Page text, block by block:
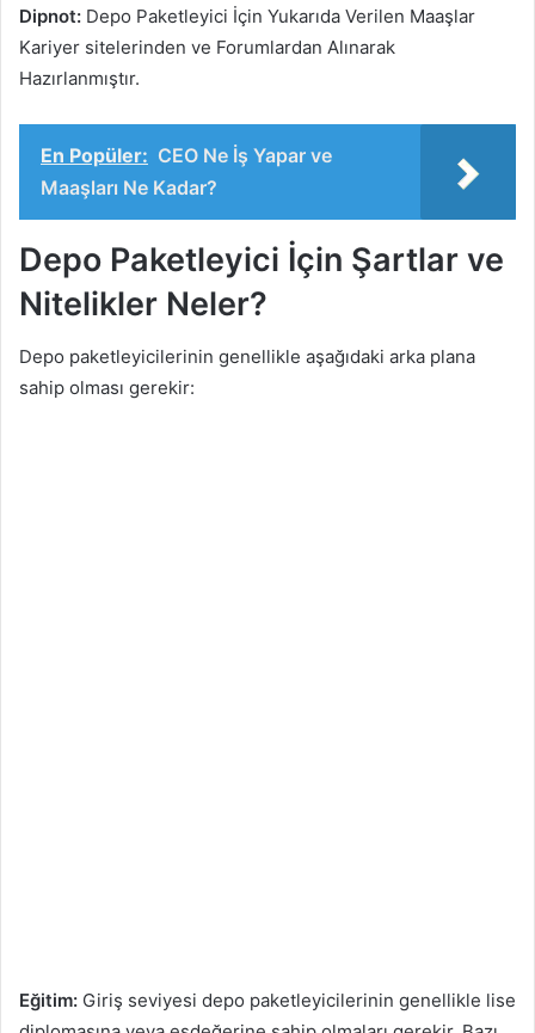
Dipnot: Depo Paketleyici İçin Yukarıda Verilen Maaşlar
Kariyer sitelerinden ve Forumlardan Alınarak
Hazırlanmıştır.
En Popüler: CEO Ne İş Yapar ve
Maaşları Ne Kadar?
Depo Paketleyici İçin Şartlar ve
Nitelikler Neler?
Depo paketleyicilerinin genellikle aşağıdaki arka plana
sahip olması gerekir:
Eğitim: Giriş seviyesi depo paketleyicilerinin genellikle lise